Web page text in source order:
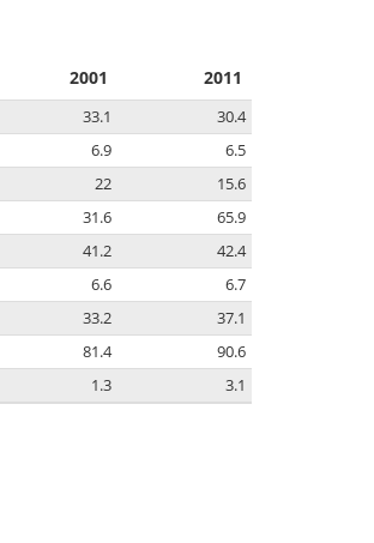
2001 2011
33.1
30.4
6.9
6.5
22
15.6
31.6
65.9
41.2
42.4
6.6
6.7
33.2
37.1
81.4
90.6
1.3 3.1